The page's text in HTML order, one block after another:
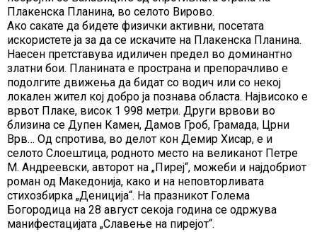
Плакенска Планина, во селото Вирово.
Ако сакате да бидете физички активни, посетата
искористете ја за да се искачите на Плакенска Планина.
Наесен претставува идиличен предел во доминантно
златни бои. Планината е пространа и препорачливо е
подолгите движења да бидат со водич или со некој
локален жител кој добро ја познава областа. Највисоко е
врвот Плаке, висок 1 998 метри. Други врвови во
близина се Дупен Камен, Дамов Гроб, Грамада, Црни
Врв… Од спротива, во делот кон Демир Хисар, е и
селото Слоештица, родното место на великанот Петре
М. Андреевски, авторот на „Пиреј“, можеби и најдобриот
роман од Македонија, како и на неповторливата
стихозбирка „Дениција“. На празникот Голема
Богородица на 28 август секоја година се одржува
манифестацијата „Славење на пирејот“.